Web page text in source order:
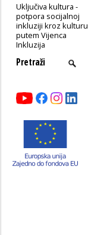
Uključiva kultura -
potpora socijalnoj
inkluziji kroz kulturu
putem Vijenca
Inkluzija